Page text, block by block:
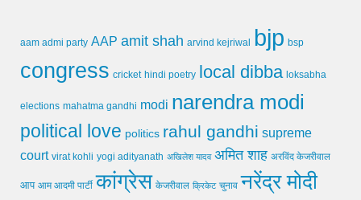
aam admi party AAP amit shah arvind kejriwal bjp bsp
congress cricket hindi poetry local dibba loksabha
elections mahatma gandhi modi narendra modi
political love politics rahul gandhi supreme
court virat kohli yogi adityanath अखिलेश यादव अमित शाह अरविंद केजरीवाल
आप आम आदमी पार्टी कांग्रेस केजरीवाल क्रिकेट चुनाव नरेंद्र मोदी